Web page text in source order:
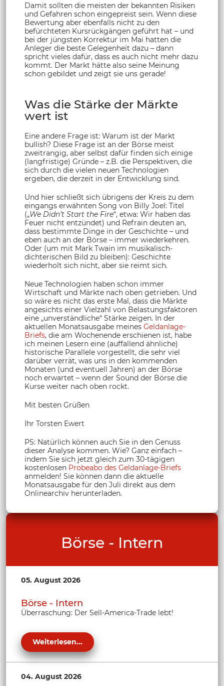
Damit sollten die meisten der bekannten Risiken
und Gefahren schon eingepreist sein. Wenn diese
Bewertung aber ebenfalls nicht zu den
befürchteten Kursrückgängen geführt hat – und
bei der jüngsten Korrektur im Mai hatten die
Anleger die beste Gelegenheit dazu – dann
spricht vieles dafür, dass es auch nicht mehr dazu
kommt. Der Markt hätte also seine Meinung
schon gebildet und zeigt sie uns gerade!
Was die Stärke der Märkte
wert ist
Eine andere Frage ist: Warum ist der Markt
bullish? Diese Frage ist an der Börse meist
zweitrangig, aber selbst dafür finden sich einige
(langfristige) Gründe – z.B. die Perspektiven, die
sich durch die vielen neuen Technologien
ergeben, die derzeit in der Entwicklung sind.
Und hier schließt sich übrigens der Kreis zu dem
eingangs erwähnten Song von Billy Joel: Titel
(„We Didn’t Start the Fire“, etwa: Wir haben das
Feuer nicht entzündet) und Refrain deuten an,
dass bestimmte Dinge in der Geschichte – und
eben auch an der Börse – immer wiederkehren.
Oder (um mit Mark Twain im musikalisch-
dichterischen Bild zu bleiben): Geschichte
wiederholt sich nicht, aber sie reimt sich.
Neue Technologien haben schon immer
Wirtschaft und Märkte nach oben getrieben. Und
so wäre es nicht das erste Mal, dass die Märkte
angesichts einer Vielzahl von Belastungsfaktoren
eine „unverständliche“ Stärke zeigen. In der
aktuellen Monatsausgabe meines Geldanlage-
Briefs, die am Wochenende erschienen ist, habe
ich meinen Lesern eine (auffallend ähnliche)
historische Parallele vorgestellt, die sehr viel
darüber verrät, was uns in den kommenden
Monaten (und eventuell Jahren) an der Börse
noch erwartet – wenn der Sound der Börse die
Kurse weiter nach oben rockt.
Mit besten Grüßen
Ihr Torsten Ewert
PS: Natürlich können auch Sie in den Genuss
dieser Analyse kommen. Wie? Ganz einfach –
indem Sie sich jetzt gleich zum 30-tägigen
kostenlosen Probeabo des Geldanlage-Briefs
anmelden! Sie können dann die aktuelle
Monatsausgabe für den Juli direkt aus dem
Onlinearchiv herunterladen.
Börse - Intern
05. August 2026
Börse - Intern
Überraschung: Der Sell-America-Trade lebt!
Weiterlesen...
04. August 2026